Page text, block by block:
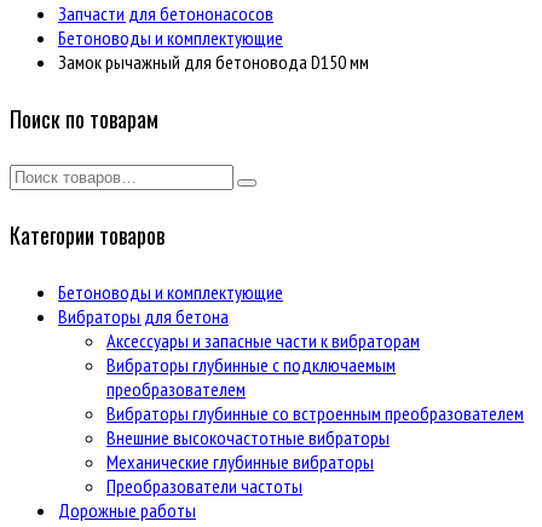
Запчасти для бетононасосов
Бетоноводы и комплектующие
Замок рычажный для бетоновода D150 мм
Поиск по товарам
Категории товаров
Бетоноводы и комплектующие
Вибраторы для бетона
Аксессуары и запасные части к вибраторам
Вибраторы глубинные с подключаемым
преобразователем
Вибраторы глубинные со встроенным преобразователем
Внешние высокочастотные вибраторы
Механические глубинные вибраторы
Преобразователи частоты
Дорожные работы